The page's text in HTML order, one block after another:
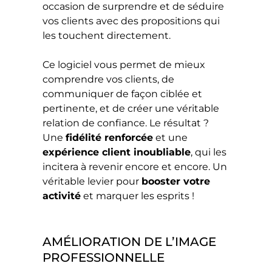
occasion de surprendre et de séduire
vos clients avec des propositions qui
les touchent directement.
Ce logiciel vous permet de mieux
comprendre vos clients, de
communiquer de façon ciblée et
pertinente, et de créer une véritable
relation de confiance. Le résultat ?
Une fidélité renforcée et une
expérience client inoubliable, qui les
incitera à revenir encore et encore. Un
véritable levier pour booster votre
activité et marquer les esprits !
AMÉLIORATION DE L’IMAGE
PROFESSIONNELLE